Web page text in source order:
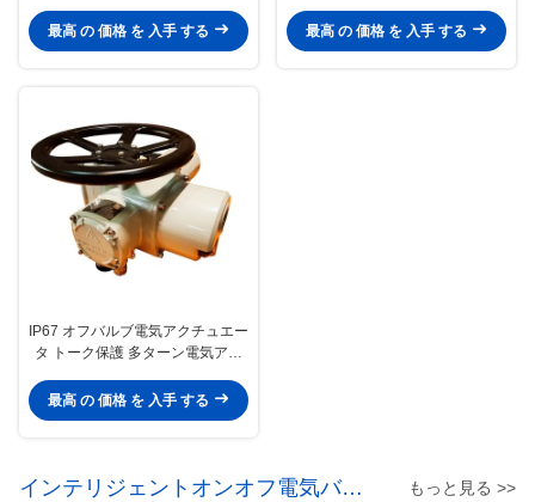
最高 の 価格 を 入手 する
最高 の 価格 を 入手 する
IP67 オフバルブ電気アクチュエー
タ トーク保護 多ターン電気アク
最高 の 価格 を 入手 する
インテリジェントオンオフ電気バル
もっと見る >>